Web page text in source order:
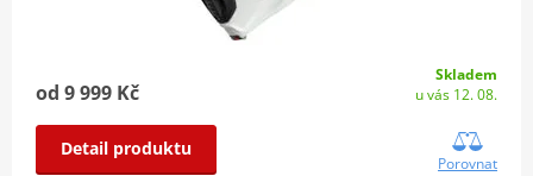
od 9 999 Kč
Skladem
u vás 12. 08.
Detail produktu
Porovnat